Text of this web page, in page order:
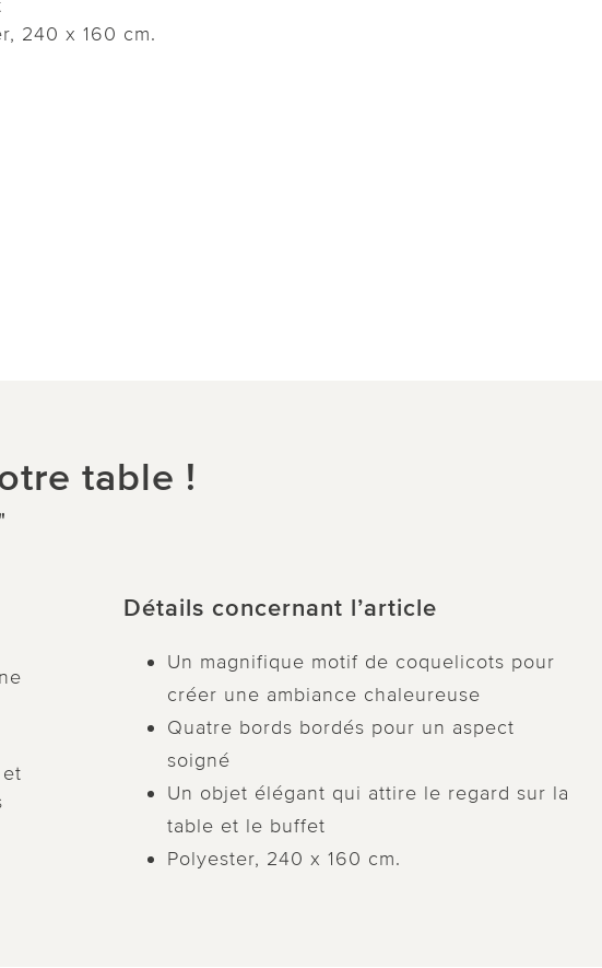
240 x 160 cm.
table !
Détails concernant l’article
Un magnifique motif de coquelicots pour
créer une ambiance chaleureuse
Quatre bords bordés pour un aspect
soigné
Un objet élégant qui attire le regard sur la
table et le buffet
Polyester, 240 x 160 cm.